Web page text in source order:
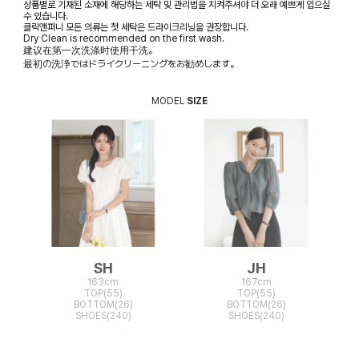
상품별로 기재된 소재에 해당하는 세탁 및 관리법을 지켜주셔야 더 오래 예쁘게 입으실
수 있습니다.
클릭앤퍼니 모든 의류는 첫 세탁은 드라이크리닝을 권장합니다.
Dry Clean is recommended on the first wash.
建议在第一次洗涤时使用干洗。
最初の洗浄ではドライクリーニングをお勧めします。
MODEL SIZE
SH
163cm
TOP(55)
BOTTOM(26)
SHOES(240)
JH
167cm
TOP(55)
BOTTOM(26)
SHOES(240)